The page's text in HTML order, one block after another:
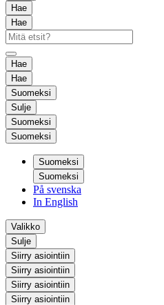
Hae
Hae
Hae
Hae
Suomeksi
Sulje
Suomeksi
Suomeksi
Suomeksi
Suomeksi
På svenska
In English
Valikko
Sulje
Siirry asiointiin
Siirry asiointiin
Siirry asiointiin
Siirry asiointiin